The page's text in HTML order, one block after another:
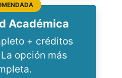
Académica
+ créditos
opción más